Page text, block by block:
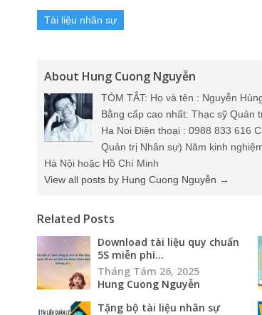
Hà Nội hoặc Hồ Chí Minh
Related Posts
Download tài liệu quy chuẩn
5S miễn phí...
Tháng Tám 26, 2025
Hung Cuong Nguyễn
Tặng bộ tài liệu nhân sự
miễn phí cho người m...
cho người mới bắt...
Tháng Bảy 11, 2024
quynhnt.kc24
Hệ thống lương 3P là gì?
Những điều bạn cần b...